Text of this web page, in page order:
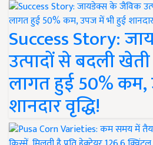
Success Story:
उत्पादों से बदली
लागत हुई 50%
शानदार वृद्धि!